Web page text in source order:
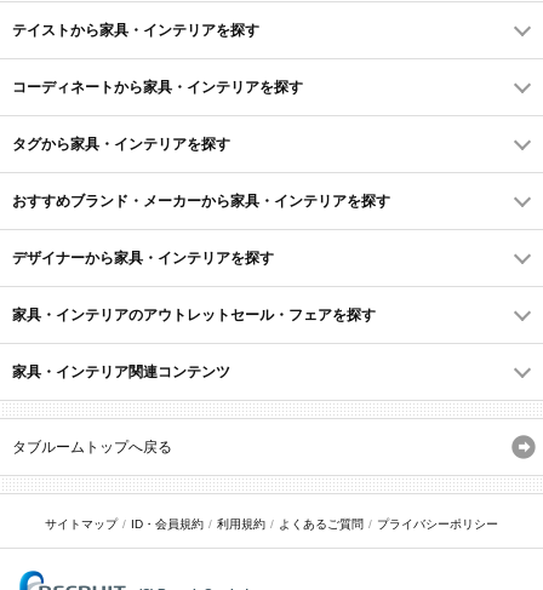
テイストから家具・インテリアを探す
コーディネートから家具・インテリアを探す
タグから家具・インテリアを探す
おすすめブランド・メーカーから家具・インテリアを探す
デザイナーから家具・インテリアを探す
家具・インテリアのアウトレットセール・フェアを探す
家具・インテリア関連コンテンツ
タブルームトップへ戻る
サイトマップ ID・会員規約 利用規約 よくあるご質問 プライバシーポリシー